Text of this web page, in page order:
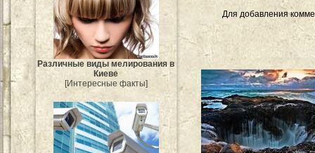
Различные виды мелирования в
Киеве
[Интересные факты]
Для добавления